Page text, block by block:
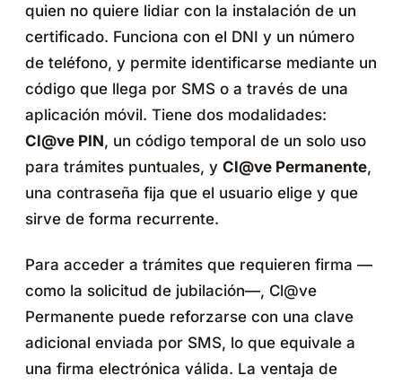
quien no quiere lidiar con la instalación de un
certificado. Funciona con el DNI y un número
de teléfono, y permite identificarse mediante un
código que llega por SMS o a través de una
aplicación móvil. Tiene dos modalidades:
Cl@ve PIN, un código temporal de un solo uso
para trámites puntuales, y Cl@ve Permanente,
una contraseña fija que el usuario elige y que
sirve de forma recurrente.
Para acceder a trámites que requieren firma —
como la solicitud de jubilación—, Cl@ve
Permanente puede reforzarse con una clave
adicional enviada por SMS, lo que equivale a
una firma electrónica válida. La ventaja de